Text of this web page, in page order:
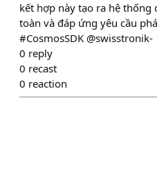
kết hợp này tạo ra hệ thống
toàn và đáp ứng yêu cầu
#CosmosSDK @swisstronik-
0 reply
0 recast
0 reaction